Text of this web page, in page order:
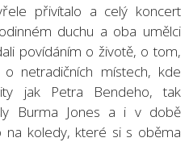
přivítalo a celý koncert
duchu a oba umělci
povídáním o životě, o tom,
netradičních místech, kde
jak Petra Bendeho, tak
Burma Jones a i v době
na koledy, které si s oběma